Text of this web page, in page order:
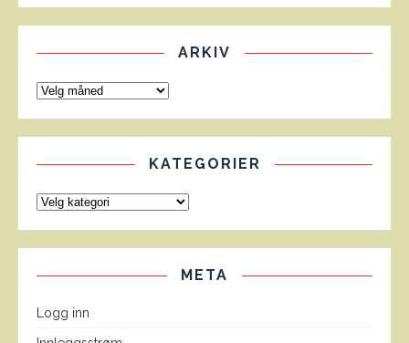
ARKIV
KATEGORIER
META
Logg inn